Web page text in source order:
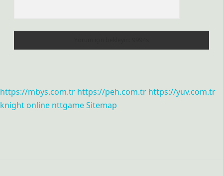
https://mbys.com.tr https://peh.com.tr https://yuv.com.tr
knight online nttgameSitemap